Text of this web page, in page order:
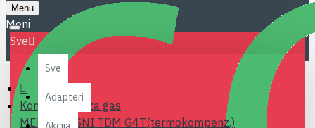
Menu
Sve
Sve
Adapteri
Kontrolni sat za gas
MERAC GASNI TDM G4T(termokompenz.)